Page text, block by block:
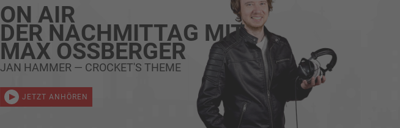
ON AIR
DER NACHMITTAG MIT
MAX OSSBERGER
JAN HAMMER — CROCKET'S THEME
JETZT ANHÖREN